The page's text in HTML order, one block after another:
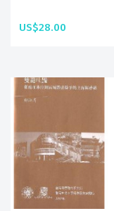
US$28.00